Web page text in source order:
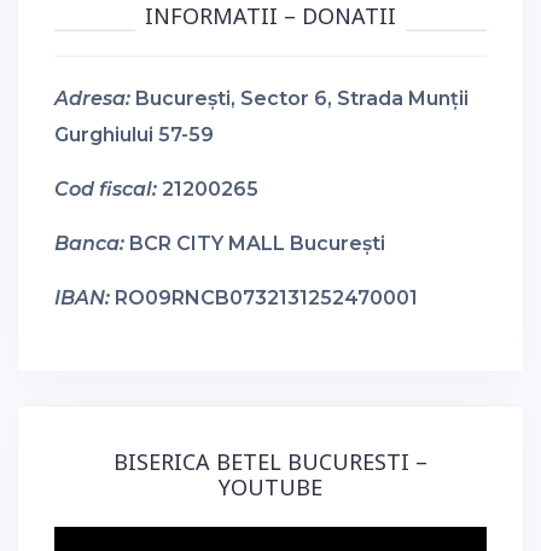
INFORMATII – DONATII
Adresa: București, Sector 6, Strada Munții
Gurghiului 57-59
Cod fiscal: 21200265
Banca: BCR CITY MALL București
IBAN: RO09RNCB0732131252470001
BISERICA BETEL BUCURESTI –
YOUTUBE